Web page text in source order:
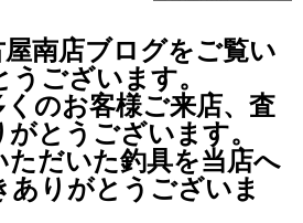
南店ブログをご覧い
ございます。
のお客様ご来店、査
とうございます。
ただいた釣具を当店へ
ありがとうございま